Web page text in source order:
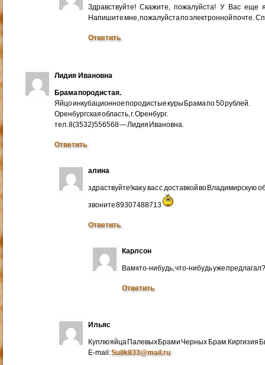
Здравствуйте! Скажите, пожалуйста! У Вас еще
Напишите мне, пожалуйста по электронной почте.
Ответить
Лидия Ивановна
Брама породистая.
Яйцо инкубационное породистые куры Брама по 50 рублей.
Оренбургская область, г. Оренбург.
тел. 8(3532)556568 — Лидия Ивановна.
Ответить
алина
здраствуйте!как у вас с доставкой во Владимирскую
звоните 89307488713
Ответить
Карлсон
Вам кто-нибудь, что-нибудь уже
Ответить
Ильяс
Куплю яйца Палевых Брам и Черных Брам.Киргизия
E-mail:Sulik833@mail.ru